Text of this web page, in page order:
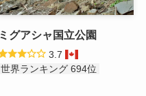
ミグアシャ国立公園
3.7
世界ランキング 694位